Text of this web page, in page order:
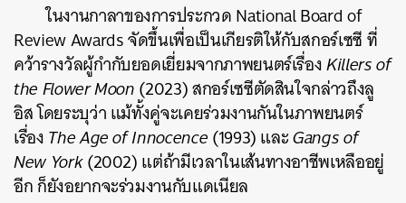
ในงานกาลาของการประกวด National Board of
Review Awards จัดขึ้นเพื่อเป็นเกียรติให้กับสกอร์เซซี ที่
คว้ารางวัลผู้กำกับยอดเยี่ยมจากภาพยนตร์เรื่องKillers of
the Flower Moon(2023) สกอร์เซซีตัดสินใจกล่าวถึงลู
อิส โดยระบุว่า แม้ทั้งคู่จะเคยร่วมงานกันในภาพยนตร์
เรื่องThe Age of Innocence(1993) และGangs of
New York(2002) แต่ถ้ามีเวลาในเส้นทางอาชีพเหลืออยู่
อีก ก็ยังอยากจะร่วมงานกับแดเนียล